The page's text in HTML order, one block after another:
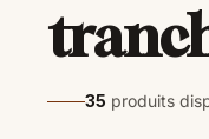
35 produits